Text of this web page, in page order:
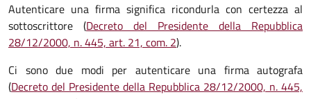
Autenticare una firma significa ricondurla con certezza al
sottoscrittore (Decreto del Presidente della Repubblica
28/12/2000, n. 445, art. 21, com. 2).
Ci sono due modi per autenticare una firma autografa
(Decreto del Presidente della Repubblica 28/12/2000, n. 445,